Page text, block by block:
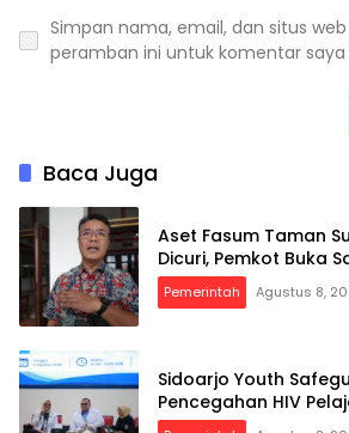
Simpan nama, email, dan situs
peramban ini untuk komentar saya
Baca Juga
Aset Fasum Taman
Dicuri, Pemkot Buka
Pemerintah Agustus 8,
Sidoarjo Youth
Pencegahan HIV